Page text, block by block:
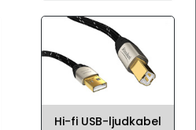
Hi-fi USB-ljudkabel